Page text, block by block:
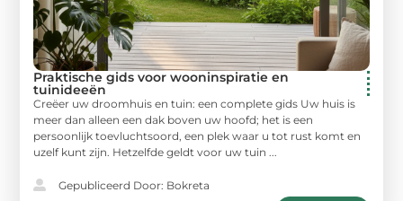
Praktische gids voor wooninspiratie en
tuinideeën
Creëer uw droomhuis en tuin: een complete gids Uw huis is
meer dan alleen een dak boven uw hoofd; het is een
persoonlijk toevluchtsoord, een plek waar u tot rust komt en
uzelf kunt zijn. Hetzelfde geldt voor uw tuin ...
Gepubliceerd Door: Bokreta